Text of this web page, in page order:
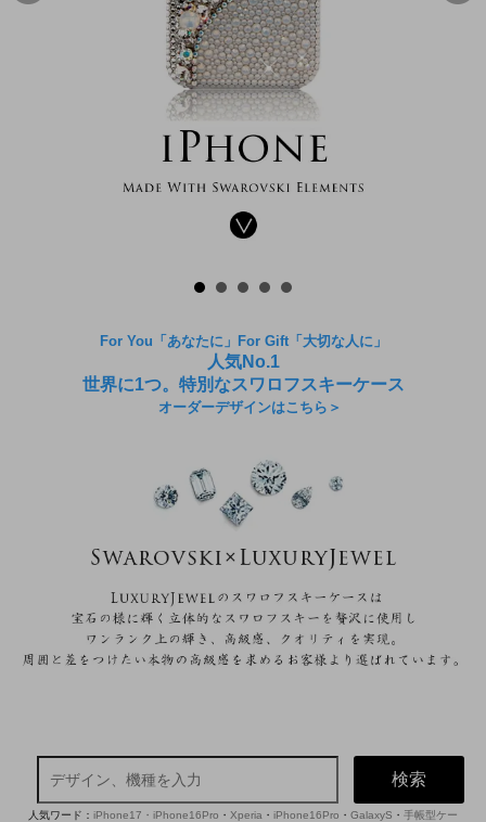
For You「あなたに」For Gift「大切な人に」
人気No.1
世界に1つ。特別なスワロフスキーケース
オーダーデザインはこちら＞
検索
人気ワード： iPhone17・iPhone16Pro ・ Xperia ・ iPhone16Pro ・ GalaxyS ・ 手帳型ケー